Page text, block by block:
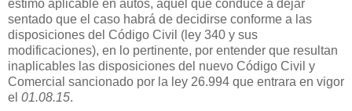
estimo aplicable en autos, aquél que conduce a dejar
sentado que el caso habrá de decidirse conforme a las
disposiciones del Código Civil (ley 340 y sus
modificaciones), en lo pertinente, por entender que resultan
inaplicables las disposiciones del nuevo Código Civil y
Comercial sancionado por la ley 26.994 que entrara en vigor
el 01.08.15.